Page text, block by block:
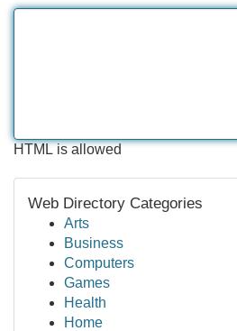
HTML is allowed
Web Directory Categories
Arts
Business
Computers
Games
Health
Home